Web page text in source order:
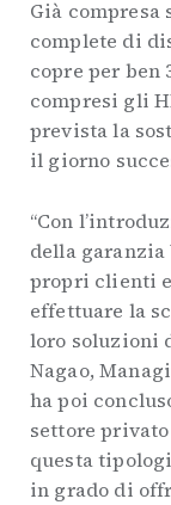
Già compresa
complete di
copre per ben
compresi gli
prevista la
il giorno
“Con
della
propri clienti
effettuare la
loro soluzioni
Nagao,
ha poi
settore
questa
in grado di